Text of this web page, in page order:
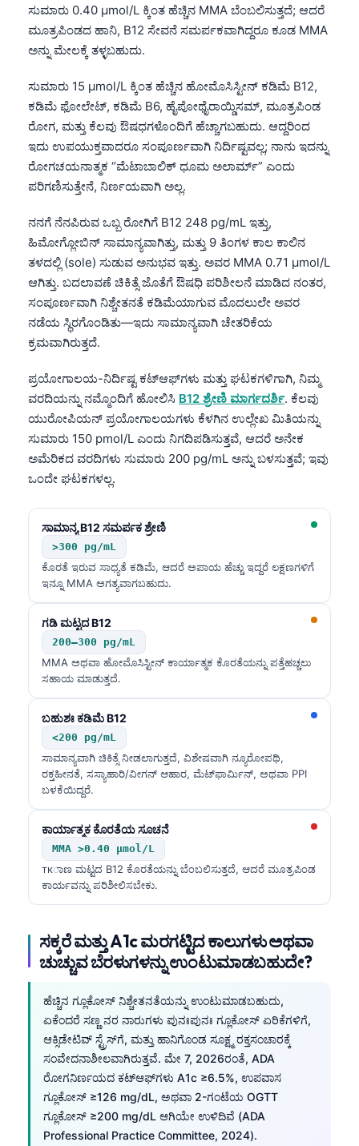
ಸುಮಾರು 0.40 µmol/L ಕ್ಕಿಂತ ಹೆಚ್ಚಿನ MMA ಬೆಂಬಲಿಸುತ್ತದೆ; ಆದರೆ
ಮೂತ್ರಪಿಂಡದ ಹಾನಿ, B12 ಸೇವನೆ ಸಮರ್ಪಕವಾಗಿದ್ದರೂ ಕೂಡ MMA
ಅನ್ನು ಮೇಲಕ್ಕೆ ತಳ್ಳಬಹುದು.
ಸುಮಾರು 15 µmol/L ಕ್ಕಿಂತ ಹೆಚ್ಚಿನ ಹೋಮೊಸಿಸ್ಟೀನ್ ಕಡಿಮೆ B12,
ಕಡಿಮೆ ಫೋಲೇಟ್, ಕಡಿಮೆ B6, ಹೈಪೋಥೈರಾಯ್ಡಿಸಮ್, ಮೂತ್ರಪಿಂಡ
ರೋಗ, ಮತ್ತು ಕೆಲವು ಔಷಧಗಳೊಂದಿಗೆ ಹೆಚ್ಚಾಗಬಹುದು. ಆದ್ದರಿಂದ
ಇದು ಉಪಯುಕ್ತವಾದರೂ ಸಂಪೂರ್ಣವಾಗಿ ನಿರ್ದಿಷ್ಟವಲ್ಲ; ನಾನು ಇದನ್ನು
ರೋಗಚಯನಾತ್ಮಕ “ಮೆಟಾಬಾಲಿಕ್ ಧೂಮ ಅಲಾರ್ಮ್” ಎಂದು
ಪರಿಗಣಿಸುತ್ತೇನೆ, ನಿರ್ಣಯವಾಗಿ ಅಲ್ಲ.
ನನಗೆ ನೆನಪಿರುವ ಒಬ್ಬ ರೋಗಿಗೆ B12 248 pg/mL ಇತ್ತು,
ಹಿಮೋಗ್ಲೋಬಿನ್ ಸಾಮಾನ್ಯವಾಗಿತ್ತು, ಮತ್ತು 9 ತಿಂಗಳ ಕಾಲ ಕಾಲಿನ
ತಳದಲ್ಲಿ (sole) ಸುಡುವ ಅನುಭವ ಇತ್ತು. ಅವರ MMA 0.71 µmol/L
ಆಗಿತ್ತು. ಬದಲಾವಣೆ ಚಿಕಿತ್ಸೆ ಜೊತೆಗೆ ಔಷಧಿ ಪರಿಶೀಲನೆ ಮಾಡಿದ ನಂತರ,
ಸಂಪೂರ್ಣವಾಗಿ ನಿಶ್ಚೇತನತೆ ಕಡಿಮೆಯಾಗುವ ಮೊದಲುಲೇ ಅವರ
ನಡೆಯ ಸ್ಥಿರಗೊಂಡಿತು—ಇದು ಸಾಮಾನ್ಯವಾಗಿ ಚೇತರಿಕೆಯ
ಕ್ರಮವಾಗಿರುತ್ತದೆ.
ಪ್ರಯೋಗಾಲಯ-ನಿರ್ದಿಷ್ಟ ಕಟ್‌ಆಫ್‌ಗಳು ಮತ್ತು ಘಟಕಗಳಿಗಾಗಿ, ನಿಮ್ಮ
ವರದಿಯನ್ನು ನಮ್ಮೊಂದಿಗೆ ಹೋಲಿಸಿ B12 ಶ್ರೇಣಿ ಮಾರ್ಗದರ್ಶಿ. ಕೆಲವು
ಯುರೋಪಿಯನ್ ಪ್ರಯೋಗಾಲಯಗಳು ಕೆಳಗಿನ ಉಲ್ಲೇಖ ಮಿತಿಯನ್ನು
ಸುಮಾರು 150 pmol/L ಎಂದು ನಿಗದಿಪಡಿಸುತ್ತವೆ, ಆದರೆ ಅನೇಕ
ಅಮೆರಿಕದ ವರದಿಗಳು ಸುಮಾರು 200 pg/mL ಅನ್ನು ಬಳಸುತ್ತವೆ; ಇವು
ಒಂದೇ ಘಟಕಗಳಲ್ಲ.
ಸಾಮಾನ್ಯ B12 ಸಮರ್ಪಕ ಶ್ರೇಣಿ
>300 pg/mL
ಕೊರತೆ ಇರುವ ಸಾಧ್ಯತೆ ಕಡಿಮೆ, ಆದರೆ ಅಪಾಯ ಹೆಚ್ಚು ಇದ್ದರೆ ಲಕ್ಷಣಗಳಿಗೆ
ಇನ್ನೂ MMA ಅಗತ್ಯವಾಗಬಹುದು.
ಗಡಿ ಮಟ್ಟದ B12
200–300 pg/mL
MMA ಅಥವಾ ಹೋಮೊಸಿಸ್ಟೀನ್ ಕಾರ್ಯಾತ್ಮಕ ಕೊರತೆಯನ್ನು ಪತ್ತೆಹಚ್ಚಲು
ಸಹಾಯ ಮಾಡುತ್ತದೆ.
ಬಹುಶಃ ಕಡಿಮೆ B12
<200 pg/mL
ಸಾಮಾನ್ಯವಾಗಿ ಚಿಕಿತ್ಸೆ ನೀಡಲಾಗುತ್ತದೆ, ವಿಶೇಷವಾಗಿ ನ್ಯೂರೋಪಥಿ,
ರಕ್ತಹೀನತೆ, ಸಸ್ಯಾಹಾರಿ/ವೀಗನ್ ಆಹಾರ, ಮೆಟ್‌ಫಾರ್ಮಿನ್, ಅಥವಾ PPI
ಬಳಕೆಯಿದ್ದರೆ.
ಕಾರ್ಯಾತ್ಮಕ ಕೊರತೆಯ ಸೂಚನೆ
MMA >0.40 µmol/L
ткಾಣ ಮಟ್ಟದ B12 ಕೊರತೆಯನ್ನು ಬೆಂಬಲಿಸುತ್ತದೆ, ಆದರೆ ಮೂತ್ರಪಿಂಡ
ಕಾರ್ಯವನ್ನು ಪರಿಶೀಲಿಸಬೇಕು.
ಸಕ್ಕರೆ ಮತ್ತು A1c ಮರಗಟ್ಟಿದ ಕಾಲುಗಳು ಅಥವಾ
ಚುಚ್ಚುವ ಬೆರಳುಗಳನ್ನು ಉಂಟುಮಾಡಬಹುದೇ?
ಹೆಚ್ಚಿನ ಗ್ಲೂಕೋಸ್ ನಿಶ್ಚೇತನತೆಯನ್ನು ಉಂಟುಮಾಡಬಹುದು,
ಏಕೆಂದರೆ ಸಣ್ಣ ನರ ನಾರುಗಳು ಪುನಃಪುನಃ ಗ್ಲೂಕೋಸ್ ಏರಿಕೆಗಳಿಗೆ,
ಆಕ್ಸಿಡೇಟಿವ್ ಸ್ಟ್ರೆಸ್‌ಗೆ, ಮತ್ತು ಹಾನಿಗೊಂಡ ಸೂಕ್ಷ್ಮ ರಕ್ತಸಂಚಾರಕ್ಕೆ
ಸಂವೇದನಾಶೀಲವಾಗಿರುತ್ತವೆ. ಮೇ 7, 2026ರಂತೆ, ADA
ರೋಗನಿರ್ಣಯದ ಕಟ್‌ಆಫ್‌ಗಳು A1c ≥6.5%, ಉಪವಾಸ
ಗ್ಲೂಕೋಸ್ ≥126 mg/dL, ಅಥವಾ 2-ಗಂಟೆಯ OGTT
ಗ್ಲೂಕೋಸ್ ≥200 mg/dL ಆಗಿಯೇ ಉಳಿದಿವೆ (ADA
Professional Practice Committee, 2024).